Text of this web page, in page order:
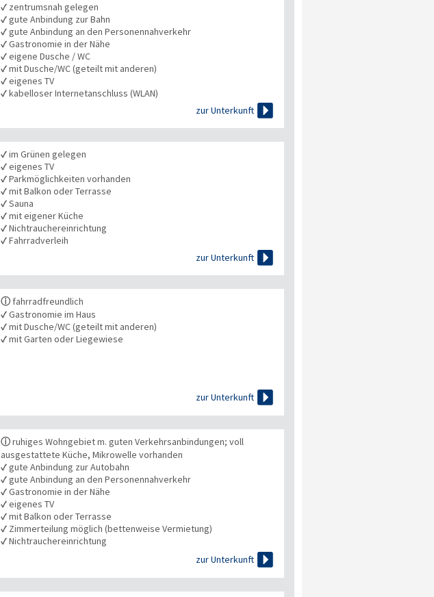
✓ zentrumsnah gelegen
✓gute Anbindung zur Bahn
✓gute Anbindung an den Personennahverkehr
✓Gastronomie in der Nähe
✓eigene Dusche / WC
✓mit Dusche/WC (geteilt mit anderen)
✓eigenes TV
✓kabelloser Internetanschluss (WLAN)
zur Unterkunft 
✓im Grünen gelegen
✓eigenes TV
✓Parkmöglichkeiten vorhanden
✓mit Balkon oder Terrasse
✓Sauna
✓mit eigener Küche
✓Nichtrauchereinrichtung
✓Fahrradverleih
zur Unterkunft 
ⓘ fahrradfreundlich
✓Gastronomie im Haus
✓mit Dusche/WC (geteilt mit anderen)
✓mit Garten oder Liegewiese
zur Unterkunft 
ⓘruhiges Wohngebiet m. guten Verkehrsanbindungen; voll
ausgestattete Küche, Mikrowelle vorhanden
✓gute Anbindung zur Autobahn
✓gute Anbindung an den Personennahverkehr
✓Gastronomie in der Nähe
✓eigenes TV
✓mit Balkon oder Terrasse
✓ Zimmerteilung möglich (bettenweise Vermietung)
✓Nichtrauchereinrichtung
zur Unterkunft 